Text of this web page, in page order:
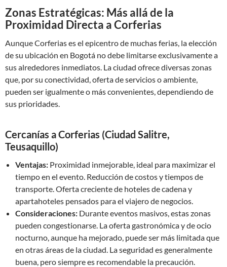
Zonas Estratégicas: Más allá de la
Proximidad Directa a Corferias
Aunque Corferias es el epicentro de muchas ferias, la elección
de su ubicación en Bogotá no debe limitarse exclusivamente a
sus alrededores inmediatos. La ciudad ofrece diversas zonas
que, por su conectividad, oferta de servicios o ambiente,
pueden ser igualmente o más convenientes, dependiendo de
sus prioridades.
Cercanías a Corferias (Ciudad Salitre,
Teusaquillo)
Ventajas: Proximidad inmejorable, ideal para maximizar el
tiempo en el evento. Reducción de costos y tiempos de
transporte. Oferta creciente de hoteles de cadena y
apartahoteles pensados para el viajero de negocios.
Consideraciones: Durante eventos masivos, estas zonas
pueden congestionarse. La oferta gastronómica y de ocio
nocturno, aunque ha mejorado, puede ser más limitada que
en otras áreas de la ciudad. La seguridad es generalmente
buena, pero siempre es recomendable la precaución.